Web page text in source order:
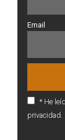
Email
* He
privacidad.